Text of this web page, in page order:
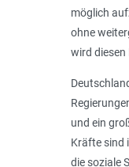
möglich
ohne
wird
und ein
Kräfte sind
die soziale